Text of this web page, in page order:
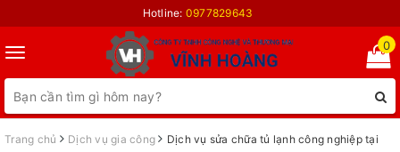
Hotline: 0977829643
Toggle
navigation
0
Trang chủ Dịch vụ gia công
Dịch vụ sửa chữa tủ lạnh công nghiệp tại